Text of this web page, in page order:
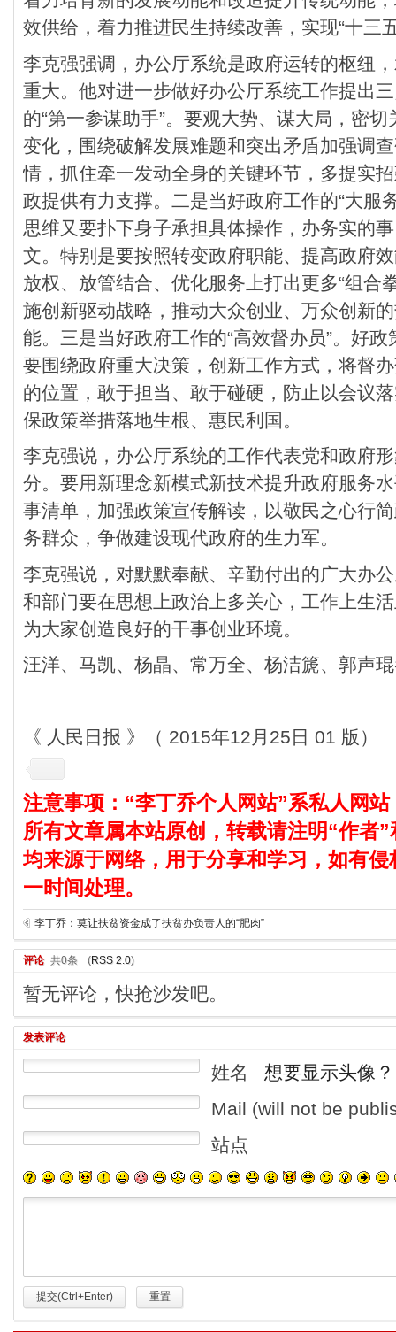
效供给，着力推进民生持续改善，实现“十三
李克强强调，办公厅系统是政府运转的枢纽
重大。他对进一步做好办公厅系统工作提出
的“第一参谋助手”。要观大势、谋大局，密
变化，围绕破解发展难题和突出矛盾加强调
情，抓住牵一发动全身的关键环节，多提实
政提供有力支撑。二是当好政府工作的“大服
思维又要扑下身子承担具体操作，办务实的
文。特别是要按照转变政府职能、提高政府
放权、放管结合、优化服务上打出更多“组合
施创新驱动战略，推动大众创业、万众创新
能。三是当好政府工作的“高效督办员”。好
要围绕政府重大决策，创新工作方式，将督
的位置，敢于担当、敢于碰硬，防止以会议
保政策举措落地生根、惠民利国。
李克强说，办公厅系统的工作代表党和政府
分。要用新理念新模式新技术提升政府服务
事清单，加强政策宣传解读，以敬民之心行
务群众，争做建设现代政府的生力军。
李克强说，对默默奉献、辛勤付出的广大办
和部门要在思想上政治上多关心，工作上生
为大家创造良好的干事创业环境。
汪洋、马凯、杨晶、常万全、杨洁篪、郭声
《 人民日报 》（ 2015年12月25日 01 版）
注意事项：“李丁乔个人网站”系私人网
所有文章属本站原创，转载请注明“作者
均来源于网络，用于分享和学习，如有
一时间处理。
李丁乔：莫让扶贫资金成了扶贫办负责人的“肥肉”
评论 共0条 (RSS 2.0)
暂无评论，快抢沙发吧。
发表评论
姓名
想要显示头像？
Mail (will not be
站点
提交(Ctrl+Enter) 重置